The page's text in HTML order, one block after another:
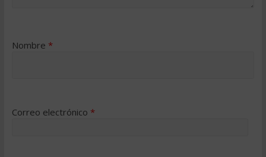
Nombre *
Correo electrónico *